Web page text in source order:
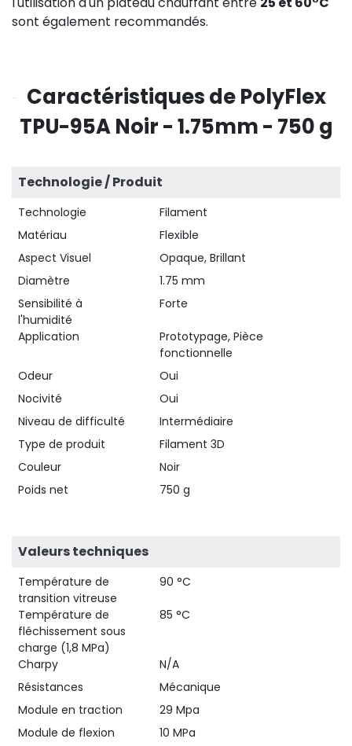
sont également recommandés.
Caractéristiques de PolyFlex
TPU-95A Noir - 1.75mm - 750 g
Technologie / Produit
Technologie
Filament
Matériau
Flexible
Aspect Visuel
Opaque, Brillant
Diamètre
1.75 mm
Sensibilité à
l'humidité
Forte
Application
Prototypage, Pièce
fonctionnelle
Odeur
Oui
Nocivité
Oui
Niveau de difficulté
Intermédiaire
Type de produit
Filament 3D
Couleur
Noir
Poids net
750 g
Valeurs techniques
Température de
transition vitreuse
90 °C
Température de
fléchissement sous
charge (1,8 MPa)
85 °C
Charpy
N/A
Résistances
Mécanique
Module en traction
29 Mpa
Module de flexion
10 MPa